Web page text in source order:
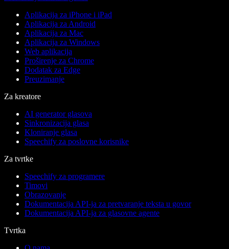
Aplikacija za iPhone i iPad
Aplikacija za Android
Aplikacija za Mac
Aplikacija za Windows
Web aplikacija
Proširenje za Chrome
Dodatak za Edge
Preuzimanje
Za kreatore
AI generator glasova
Sinkronizacija glasa
Kloniranje glasa
Speechify za poslovne korisnike
Za tvrtke
Speechify za programere
Timovi
Obrazovanje
Dokumentacija API-ja za pretvaranje teksta u govor
Dokumentacija API-ja za glasovne agente
Tvrtka